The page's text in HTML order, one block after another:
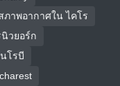
าพอากาศใน ไคโร
วยอร์ก
โรบี